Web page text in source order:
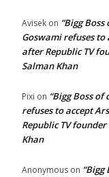
Avisek on “Bigg
Goswami refuses to
after Republic TV
Salman Khan
Pixi on “Bigg Boss
refuses to accept
Republic TV
Khan
Anonymous on